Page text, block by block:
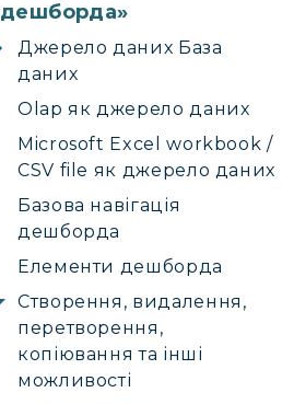
дешборда»
Джерело даних База
даних
Olap як джерело даних
Microsoft Excel workbook /
CSV file як джерело даних
Базова навігація
дешборда
Елементи дешборда
Створення, видалення,
перетворення,
копіювання та інші
можливості